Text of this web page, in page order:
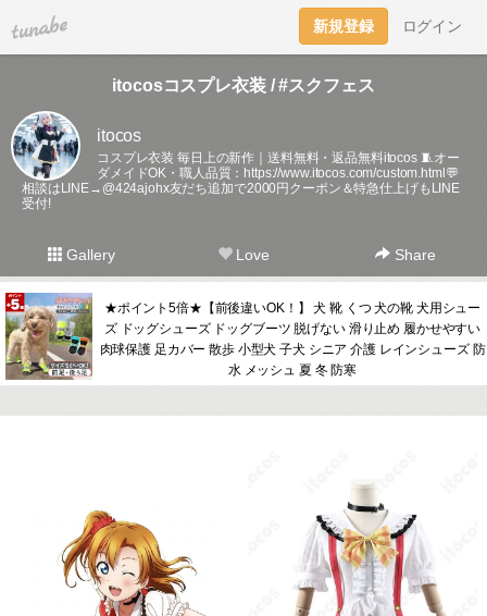
tuna.be 新規登録 ログイン
itocosコスプレ衣装 / #スクフェス
itocos
コスプレ衣装 毎日上の新作｜送料無料・返品無料itocos 🧵オー
ダメイドOK・職人品質： https://www.itocos.com/custom.html💬
相談はLINE→@424ajohx友だち追加で2000円クーポン＆特急仕上げもLINE
受付!
Gallery Love Share
★ポイント5倍★【前後違いOK！】 犬 靴 くつ 犬の靴 犬用シュー
ズ ドッグシューズ ドッグブーツ 脱げない 滑り止め 履かせやすい
肉球保護 足カバー 散歩 小型犬 子犬 シニア 介護 レインシューズ 防
水 メッシュ 夏 冬 防寒